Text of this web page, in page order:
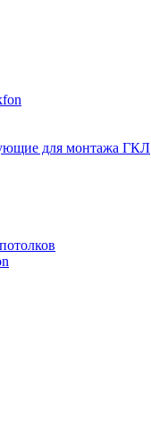
для монтажа ГКЛ